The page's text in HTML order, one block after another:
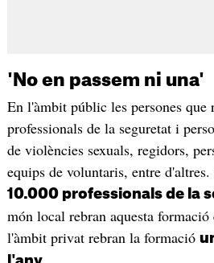
'No en passem ni una'
En l'àmbit públic les persones que
professionals de la seguretat i
de violències sexuals, regidors,
equips de voluntaris, entre
10.000 professionals de la
món local rebran aquesta
l'àmbit privat rebran la formació